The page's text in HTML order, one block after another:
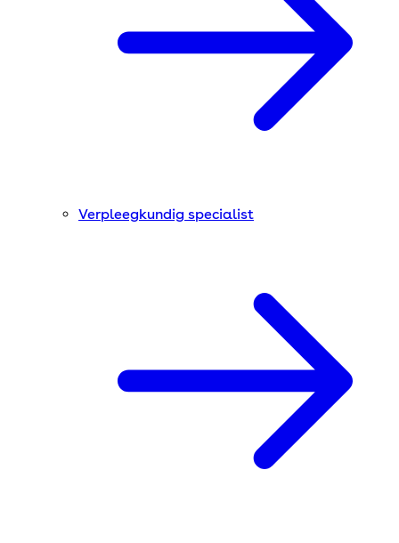
Verpleegkundig specialist